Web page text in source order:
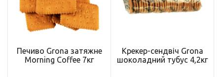
Печиво Grona затяжне
Morning Coffee 7кг
Крекер-сендвіч Grona
шоколадний тубус 4,2кг